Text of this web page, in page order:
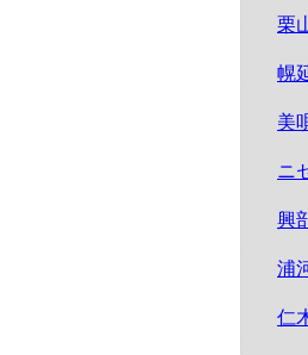
栗
幌
美
ニ
興
浦
仁